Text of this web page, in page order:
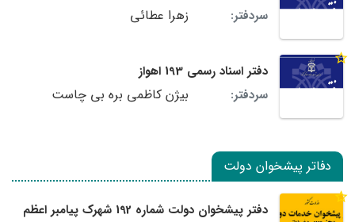
سردفتر:
زهرا عطائی
دفتر اسناد رسمی 193 اهواز
سردفتر:
بیژن کاظمی بره بی چاست
دفاتر پیشخوان دولت
دفتر پیشخوان دولت شماره 192 شهرک پیامبر اعظم